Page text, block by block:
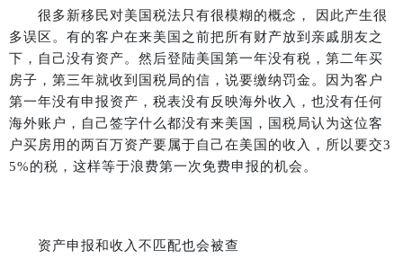
很多新移民对美国税法只有很模糊的概念， 因此产生很
多误区。有的客户在来美国之前把所有财产放到亲戚朋友之
下，自己没有资产。然后登陆美国第一年没有税，第二年买
房子，第三年就收到国税局的信，说要缴纳罚金。因为客户
第一年没有申报资产，税表没有反映海外收入，也没有任何
海外账户，自己签字什么都没有来美国，国税局认为这位客
户买房用的两百万资产要属于自己在美国的收入，所以要交3
5%的税，这样等于浪费第一次免费申报的机会。
资产申报和收入不匹配也会被查